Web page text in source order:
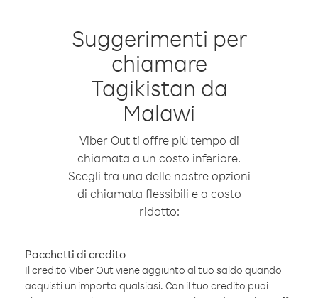
Suggerimenti per
chiamare
Tagikistan da
Malawi
Viber Out ti offre più tempo di
chiamata a un costo inferiore.
Scegli tra una delle nostre opzioni
di chiamata flessibili e a costo
ridotto:
Pacchetti di credito
Il credito Viber Out viene aggiunto al tuo saldo quando
acquisti un importo qualsiasi. Con il tuo credito puoi